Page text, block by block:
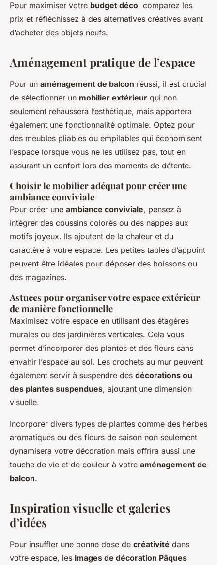
Pour maximiser votre budget déco, comparez les
prix et réfléchissez à des alternatives créatives avant
d’acheter des objets neufs.
Aménagement pratique de l’espace
Pour un aménagement de balcon réussi, il est crucial
de sélectionner un mobilier extérieur qui non
seulement rehaussera l’esthétique, mais apportera
également une fonctionnalité optimale. Optez pour
des meubles pliables ou empilables qui économisent
l’espace lorsque vous ne les utilisez pas, tout en
assurant un confort lors des moments de détente.
Choisir le mobilier adéquat pour créer une
ambiance conviviale
Pour créer une ambiance conviviale, pensez à
intégrer des coussins colorés ou des nappes aux
motifs joyeux. Ils ajoutent de la chaleur et du
caractère à votre espace. Les petites tables d’appoint
peuvent être idéales pour déposer des boissons ou
des magazines.
Astuces pour organiser votre espace extérieur
de manière fonctionnelle
Maximisez votre espace en utilisant des étagères
murales ou des jardinières verticales. Cela vous
permet d’incorporer des plantes et des fleurs sans
envahir l’espace au sol. Les crochets au mur peuvent
également servir à suspendre des décorations ou
des plantes suspendues, ajoutant une dimension
visuelle.
Incorporer divers types de plantes comme des herbes
aromatiques ou des fleurs de saison non seulement
dynamisera votre décoration mais offrira aussi une
touche de vie et de couleur à votre aménagement de
balcon.
Inspiration visuelle et galeries
d’idées
Pour insuffler une bonne dose de créativité dans
votre espace, les images de décoration Pâques